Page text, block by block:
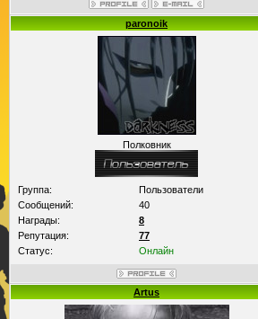
paronoik
Полковник
Группа:
Пользователи
Сообщений:
40
Награды:
8
Репутация:
77
Статус:
Онлайн
Artus